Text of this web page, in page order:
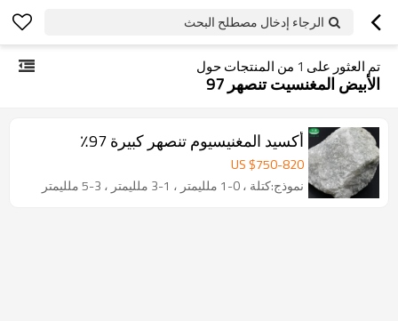
الرجاء إدخال مصطلح البحث
تم العثور على 1 من المنتجات حول
الأبيض المغنسيت تنصهر 97
أكسيد المغنيسيوم تنصهر كبيرة 97٪
US $750-820
نموذج:كتلة ، 0-1 ملليمتر ، 1-3 ملليمتر ، 3-5 ملليمتر